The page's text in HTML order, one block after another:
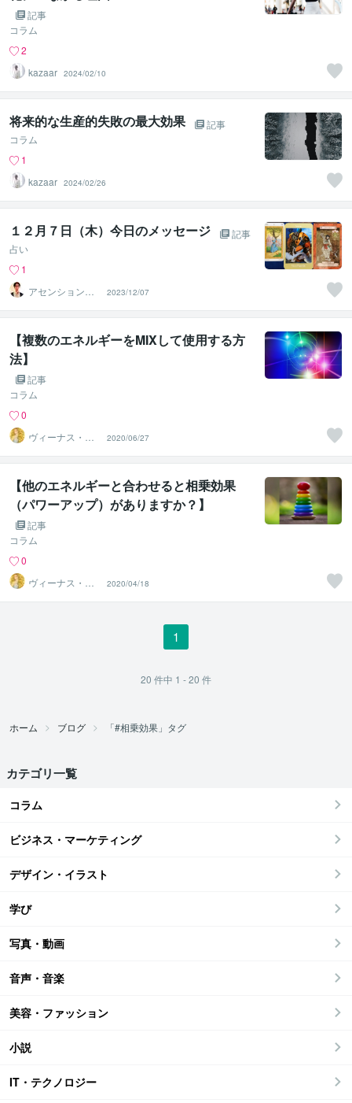
記事
コラム
2
kazaar 2024/02/10
将来的な生産的失敗の最大効果
記事
コラム
1
kazaar 2024/02/26
１２月７日（木）今日のメッセージ
記事
占い
1
アセンションナ
ビゲーター和（K
azu）
2023/12/07
【複数のエネルギーをMIXして使用する方
法】
記事
コラム
0
ヴィーナス・フ
ォンティニー☆
彡
2020/06/27
【他のエネルギーと合わせると相乗効果
（パワーアップ）がありますか？】
記事
コラム
0
ヴィーナス・フ
ォンティニー☆
彡
2020/04/18
1
20 件中 1 - 20 件
ホーム ブログ 「#相乗効果」タグ
カテゴリ一覧
コラム
ビジネス・マーケティング
デザイン・イラスト
学び
写真・動画
音声・音楽
美容・ファッション
小説
IT・テクノロジー